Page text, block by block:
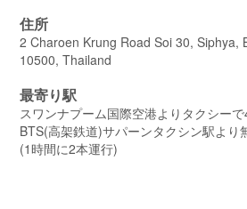
住所
2 Charoen Krung Road Soi 30, Siphya,
10500, Thailand
最寄り駅
スワンナプーム国際空港よりタクシー
BTS(高架鉄道)サパーンタクシン駅より
(1時間に2本運行)